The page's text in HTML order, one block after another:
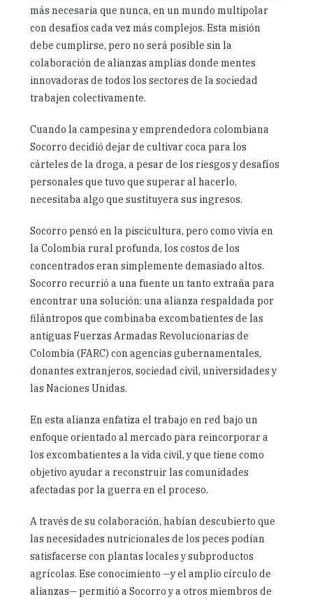
más necesaria que nunca, en un mundo multipolar
con desafíos cada vez más complejos. Esta misión
debe cumplirse, pero no será posible sin la
colaboración de alianzas amplias donde mentes
innovadoras de todos los sectores de la sociedad
trabajen colectivamente.
Cuando la campesina y emprendedora colombiana
Socorro decidió dejar de cultivar coca para los
cárteles de la droga, a pesar de los riesgos y desafíos
personales que tuvo que superar al hacerlo,
necesitaba algo que sustituyera sus ingresos.
Socorro pensó en la piscicultura, pero como vivía en
la Colombia rural profunda, los costos de los
concentrados eran simplemente demasiado altos.
Socorro recurrió a una fuente un tanto extraña para
encontrar una solución: una alianza respaldada por
filántropos que combinaba excombatientes de las
antiguas Fuerzas Armadas Revolucionarias de
Colombia (FARC) con agencias gubernamentales,
donantes extranjeros, sociedad civil, universidades y
las Naciones Unidas.
En esta alianza enfatiza el trabajo en red bajo un
enfoque orientado al mercado para reincorporar a
los excombatientes a la vida civil, y que tiene como
objetivo ayudar a reconstruir las comunidades
afectadas por la guerra en el proceso.
A través de su colaboración, habían descubierto que
las necesidades nutricionales de los peces podían
satisfacerse con plantas locales y subproductos
agrícolas. Ese conocimiento —y el amplio círculo de
alianzas— permitió a Socorro y a otros miembros de